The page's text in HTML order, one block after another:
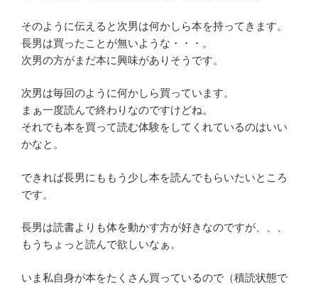
そのように伝えると次男は何かしら本を持ってきます。
長男は買ったことが無いような・・・。
次男の方がまだ本に興味がありそうです。
次男は毎回のように何かしら買っています。
まぁ一度読んで終わりなのですけどね。
それでも本を買って読む体験をしてくれているのはいい
かなと。
できれば長男にももう少し本を読んでもらいたいところ
です。
長男は読書よりも体を動かす方が好きなのですが、、、
もうちょっと読んで欲しいなぁ。
いま私自身が本をたくさん買っているので（積読状態で